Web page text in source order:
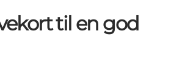
til en god